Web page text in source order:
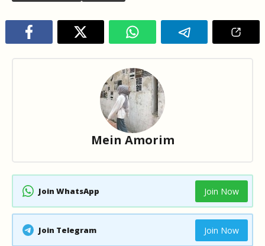
Mein Amorim
Join WhatsApp Join Now
Join Telegram Join Now